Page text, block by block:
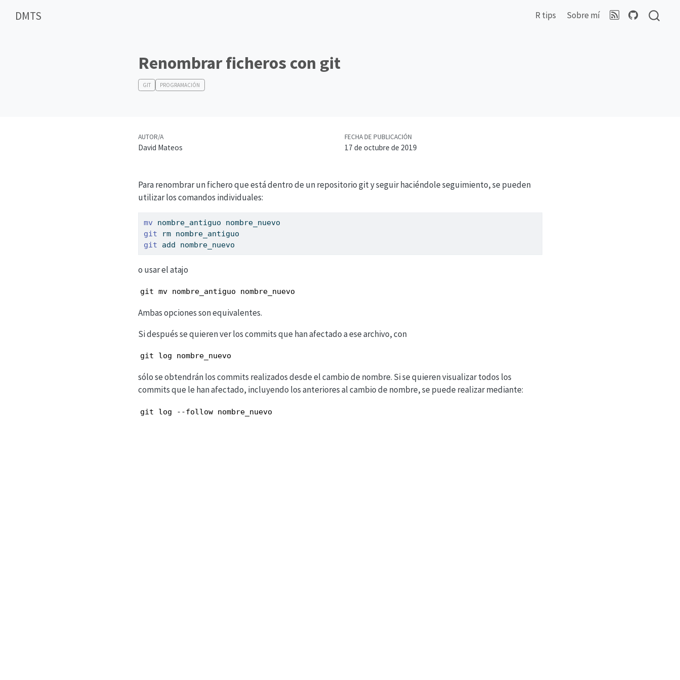
DMTS R tips Sobre mí
Renombrar ficheros con git
GIT PROGRAMACIÓN
AUTOR/A
David Mateos
FECHA DE PUBLICACIÓN
17 de octubre de 2019
Para renombrar un fichero que está dentro de un repositorio git y seguir haciéndole seguimiento, se pueden
utilizar los comandos individuales:
mv nombre_antiguo nombre_nuevo
git rm nombre_antiguo
git add nombre_nuevo
o usar el atajo
git mv nombre_antiguo nombre_nuevo
Ambas opciones son equivalentes.
Si después se quieren ver los commits que han afectado a ese archivo, con
git log nombre_nuevo
sólo se obtendrán los commits realizados desde el cambio de nombre. Si se quieren visualizar todos los
commits que le han afectado, incluyendo los anteriores al cambio de nombre, se puede realizar mediante:
git log --follow nombre_nuevo